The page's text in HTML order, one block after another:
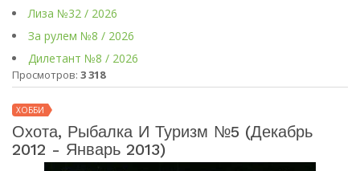
Лиза №32 / 2026
За рулем №8 / 2026
Дилетант №8 / 2026
Просмотров: 3 318
ХОББИ
Охота, Рыбалка И Туризм №5 (декабрь
2012 - Январь 2013)